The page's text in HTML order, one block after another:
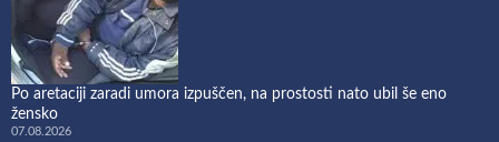
Po aretaciji zaradi umora izpuščen, na prostosti nato ubil še eno
žensko
07.08.2026